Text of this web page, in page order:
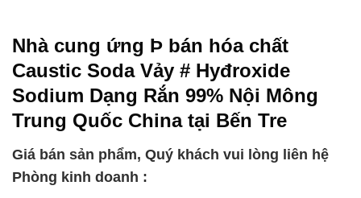
Nhà cung ứng Þ bán hóa chất
Caustic Soda Vảy # Hyđroxide
Sodium Dạng Rắn 99% Nội Mông
Trung Quốc China tại Bến Tre
Giá bán sản phẩm, Quý khách vui lòng liên hệ
Phòng kinh doanh :